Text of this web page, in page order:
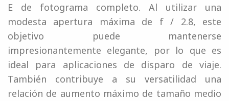
E de fotograma completo. Al utilizar una
modesta apertura máxima de f / 2.8, este
objetivo puede mantenerse
impresionantemente elegante, por lo que es
ideal para aplicaciones de disparo de viaje.
También contribuye a su versatilidad una
relación de aumento máximo de tamaño medio